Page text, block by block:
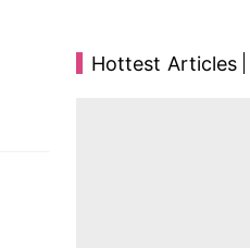
Hottest Articles